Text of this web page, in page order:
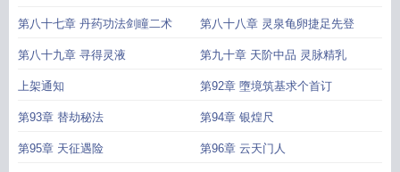
第八十七章 丹药功法剑瞳二术 第八十八章 灵泉龟卵捷足先登
第八十九章 寻得灵液 第九十章 天阶中品 灵脉精乳
上架通知 第92章 墮境筑基求个首订
第93章 替劫秘法 第94章 银煌尺
第95章 天征遇险 第96章 云天门人